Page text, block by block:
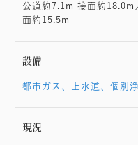
公道約7.1m 接面約18.0m
面約15.5m
設備
都市ガス、上水道、個別
現況